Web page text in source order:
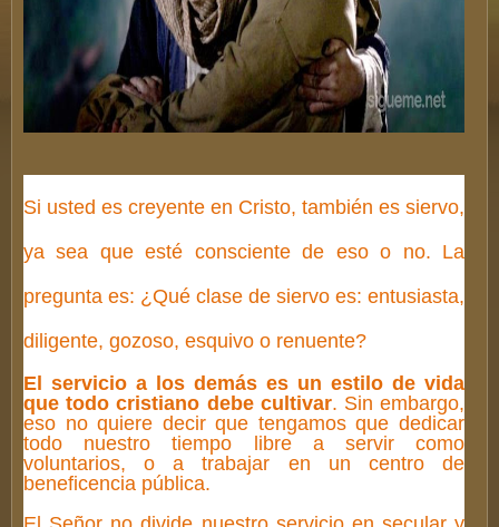
Si usted es creyente en Cristo, también es siervo,
ya sea que esté consciente de eso o no. La
pregunta es: ¿Qué clase de siervo es: entusiasta,
diligente, gozoso, esquivo o renuente?
El servicio a los demás es un estilo de vida
que todo cristiano debe cultivar. Sin embargo,
eso no quiere decir que tengamos que dedicar
todo nuestro tiempo libre a servir como
voluntarios, o a trabajar en un centro de
beneficencia pública.